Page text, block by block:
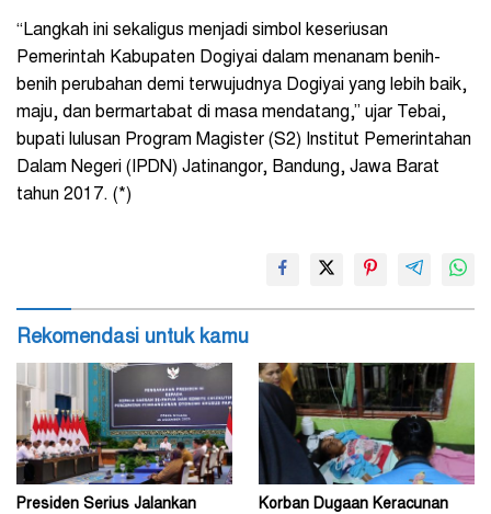
“Langkah ini sekaligus menjadi simbol keseriusan
Pemerintah Kabupaten Dogiyai dalam menanam benih-
benih perubahan demi terwujudnya Dogiyai yang lebih baik,
maju, dan bermartabat di masa mendatang,” ujar Tebai,
bupati lulusan Program Magister (S2) Institut Pemerintahan
Dalam Negeri (IPDN) Jatinangor, Bandung, Jawa Barat
tahun 2017. (*)
Rekomendasi untuk kamu
Presiden Serius Jalankan
Korban Dugaan Keracunan